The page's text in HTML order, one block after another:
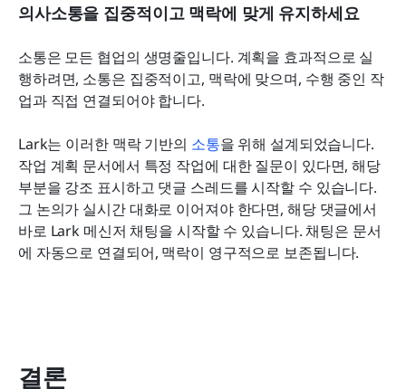
의사소통을 집중적이고 맥락에 맞게 유지하세요
소통은 모든 협업의 생명줄입니다. 계획을 효과적으로 실
행하려면, 소통은 집중적이고, 맥락에 맞으며, 수행 중인 작
업과 직접 연결되어야 합니다.
Lark는 이러한 맥락 기반의 소통을 위해 설계되었습니다.
작업 계획 문서에서 특정 작업에 대한 질문이 있다면, 해당
부분을 강조 표시하고 댓글 스레드를 시작할 수 있습니다.
그 논의가 실시간 대화로 이어져야 한다면, 해당 댓글에서
바로 Lark 메신저 채팅을 시작할 수 있습니다. 채팅은 문서
에 자동으로 연결되어, 맥락이 영구적으로 보존됩니다.
결론